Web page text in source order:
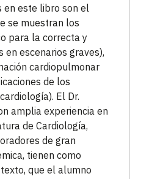
en este libro son el
se muestran los
para la correcta y
en escenarios graves),
cardiopulmonar
de los
El Dr.
amplia experiencia en
de Cardiología,
de gran
tienen como
que el alumno